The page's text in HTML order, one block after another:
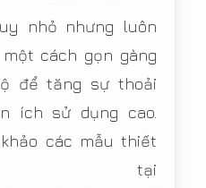
nhỏ nhưng luôn
cách gọn gàng
để tăng sự thoải
ích sử dụng cao.
các mẫu thiết
tại